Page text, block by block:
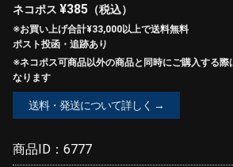
ネコポス ¥385 （税込）
※お買い上げ合計¥33,000以上で送料無料
ポスト投函・追跡あり
※ネコポス可商品以外の商品と同時にご購入する際
なります
送料・発送について詳しく →
商品ID： 6777